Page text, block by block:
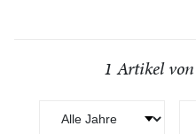
1 Artikel